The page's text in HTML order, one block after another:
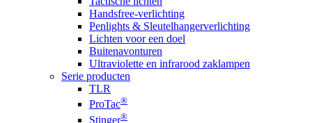
Handsfree-verlichting
Penlights & Sleutelhangerverlichting
Lichten voor een doel
Buitenavonturen
Ultraviolette en infrarood zaklampen
Serie producten
TLR
ProTac®
Stinger®